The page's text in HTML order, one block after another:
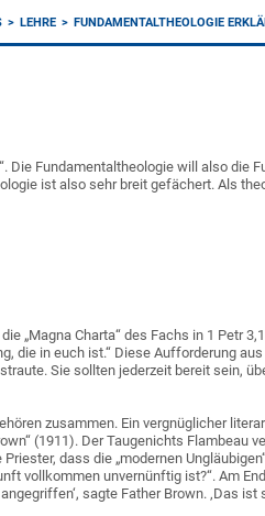
LEHRE FUNDAMENTALTHEOLOGIE
Die Fundamentaltheologie will also die
ist also sehr breit gefächert. Als
„Magna Charta“ des Fachs in 1 Petr
die in euch ist.“ Diese Aufforderung
Sie sollten jederzeit bereit sein,
zusammen. Ein vergnüglicher
(1911). Der Taugenichts Flambeau
dass die „modernen
vollkommen unvernünftig ist?“. Am
sagte Father Brown. ‚Das ist